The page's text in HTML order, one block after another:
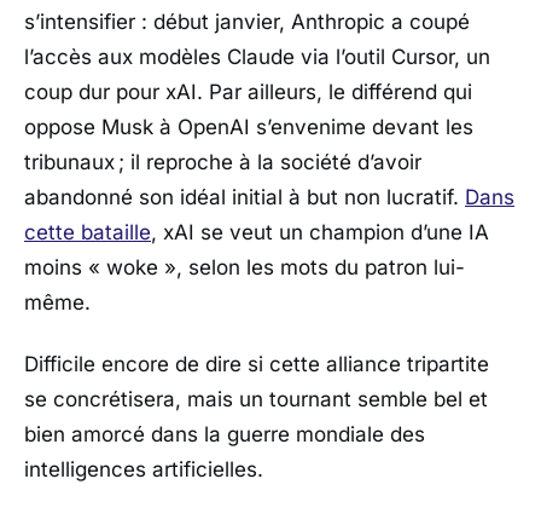
s’intensifier : début janvier, Anthropic a coupé
l’accès aux modèles Claude via l’outil Cursor, un
coup dur pour xAI. Par ailleurs, le différend qui
oppose Musk à OpenAI s’envenime devant les
tribunaux ; il reproche à la société d’avoir
abandonné son idéal initial à but non lucratif. Dans
cette bataille, xAI se veut un champion d’une IA
moins « woke », selon les mots du patron lui-
même.
Difficile encore de dire si cette alliance tripartite
se concrétisera, mais un tournant semble bel et
bien amorcé dans la guerre mondiale des
intelligences artificielles.